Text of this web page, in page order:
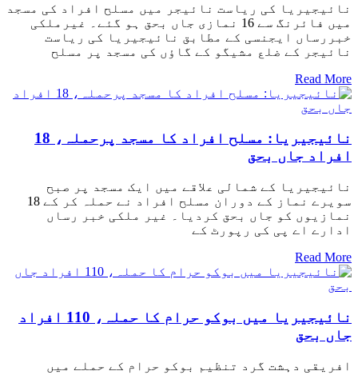
نائیجیریا کی ریاست نائیجر میں مسلح افراد کی مسجد
میں فائرنگ سے 16 نمازی جاں بحق ہو گئے۔ غیرملکی
خبررساں ایجنسی کے مطابق نائیجیریا کی ریاست
نائیجر کے ضلع مشیگو کے گاؤں کی مسجد پر مسلح
Read More
نائیجیریا: مسلح افراد کا مسجد پرحملہ، 18
افراد جاں بحق
نائیجیریا کے شمالی علاقے میں ایک مسجد پر صبح
سویرے نماز کے دوران مسلح افراد نے حملہ کر کے 18
نمازیوں کو جاں بحق کردیا۔ غیر ملکی خبر رساں
ادارے اے پی کی رپورٹ کے
Read More
نائیجیریا میں بوکو حرام کا حملہ، 110 افراد
جاں بحق
افریقی دہشت گرد تنظیم بوکو حرام کے حملے میں